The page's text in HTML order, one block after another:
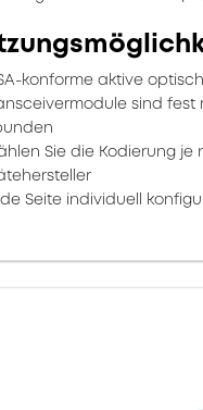
konforme aktive
sind fest
Sie die Kodierung je
Seite individuell